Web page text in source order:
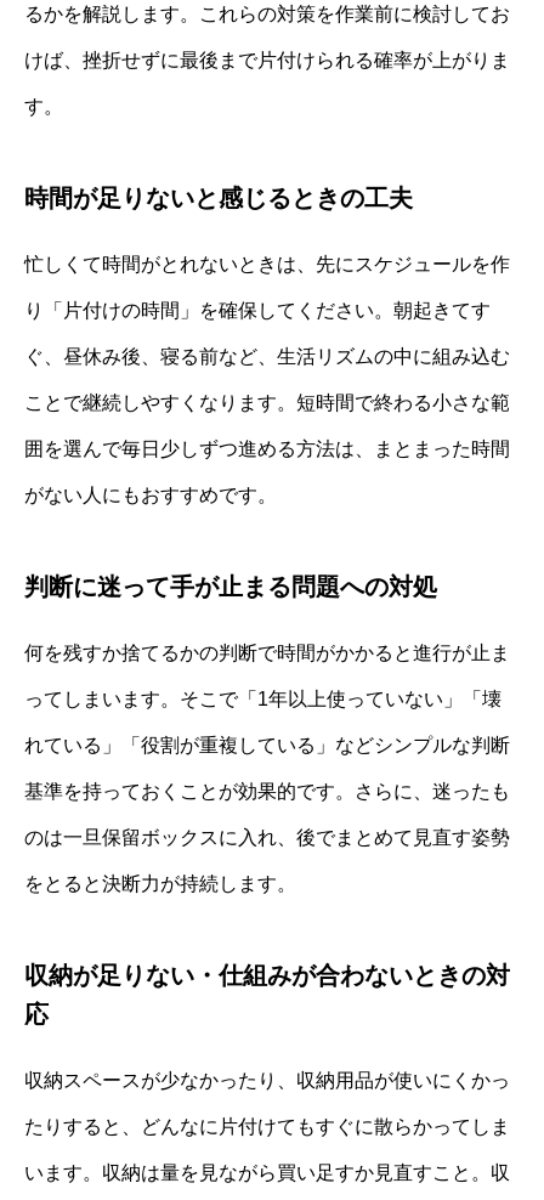
るかを解説します。これらの対策を作業前に検討してお
けば、挫折せずに最後まで片付けられる確率が上がりま
す。
時間が足りないと感じるときの工夫
忙しくて時間がとれないときは、先にスケジュールを作
り「片付けの時間」を確保してください。朝起きてす
ぐ、昼休み後、寝る前など、生活リズムの中に組み込む
ことで継続しやすくなります。短時間で終わる小さな範
囲を選んで毎日少しずつ進める方法は、まとまった時間
がない人にもおすすめです。
判断に迷って手が止まる問題への対処
何を残すか捨てるかの判断で時間がかかると進行が止ま
ってしまいます。そこで「1年以上使っていない」「壊
れている」「役割が重複している」などシンプルな判断
基準を持っておくことが効果的です。さらに、迷ったも
のは一旦保留ボックスに入れ、後でまとめて見直す姿勢
をとると決断力が持続します。
収納が足りない・仕組みが合わないときの対
応
収納スペースが少なかったり、収納用品が使いにくかっ
たりすると、どんなに片付けてもすぐに散らかってしま
います。収納は量を見ながら買い足すか見直すこと。収